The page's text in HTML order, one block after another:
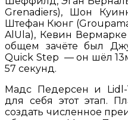
Grenadiers), Шон
Штефан Кюнг
AlUla), Кевин
общем зачёте был
Quick Step — он шёл
57 секунд.
Мадс Педерсен и Lidl-
для себя этот этап.
создать численное